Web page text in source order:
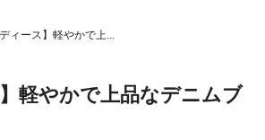
ディース】軽やかで上...
】軽やかで上品なデニムブ